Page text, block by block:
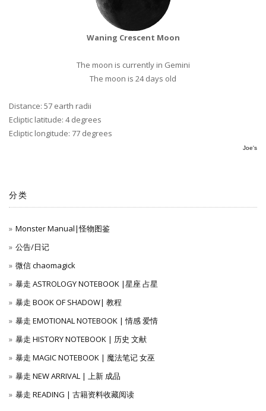
Waning Crescent Moon
The moon is currently in Gemini
The moon is 24 days old
Distance: 57 earth radii
Ecliptic latitude: 4 degrees
Ecliptic longitude: 77 degrees
Joe's
分类
Monster Manual|怪物图鉴
公告/日记
微信 chaomagick
暴走 ASTROLOGY NOTEBOOK |星座 占星
暴走 BOOK OF SHADOW| 教程
暴走 EMOTIONAL NOTEBOOK | 情感 爱情
暴走 HISTORY NOTEBOOK | 历史 文献
暴走 MAGIC NOTEBOOK | 魔法笔记 女巫
暴走 NEW ARRIVAL | 上新 成品
暴走 READING | 古籍资料收藏阅读